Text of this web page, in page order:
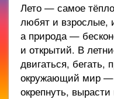
Лето — самое
любят и взрослые,
а природа —
и открытий. В
двигаться, бегать,
окружающий мир —
окрепнуть,